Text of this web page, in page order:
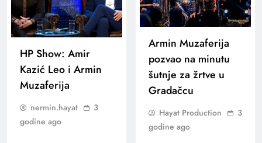
HP Show: Amir
Kazić Leo i Armin
Muzaferija
nermin.hayat
3
godine ago
Armin Muzaferija
pozvao na minutu
šutnje za žrtve u
Gradačcu
Hayat Production
3
godine ago